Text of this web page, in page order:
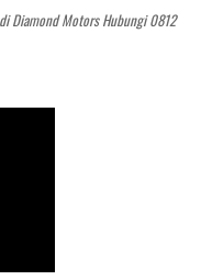
Diamond Motors Hubungi 0812